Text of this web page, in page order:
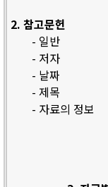
2. 참고문헌
- 일반
- 저자
- 날짜
- 제목
- 자료의 정보